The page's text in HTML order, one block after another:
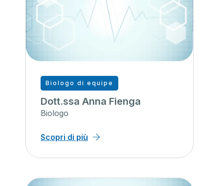
Biologo di equipe
Dott.ssa Anna Fienga
Biologo
Scopri di più